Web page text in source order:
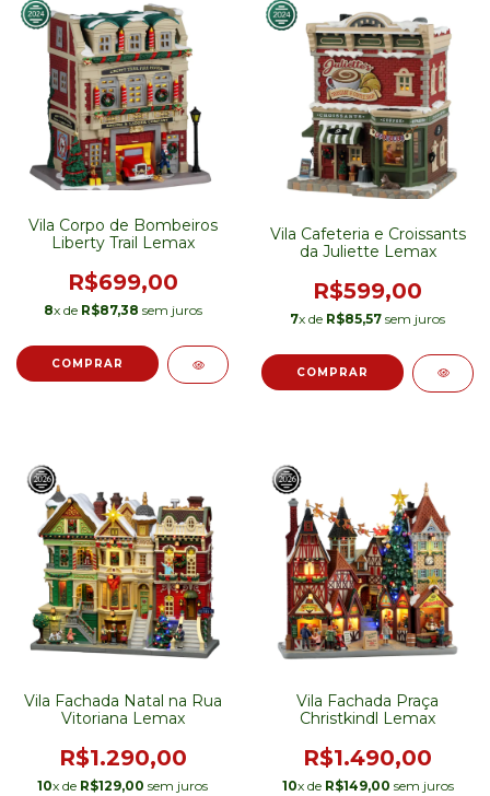
Vila Corpo de Bombeiros
Liberty Trail Lemax
R$699,00
8x de R$87,38 sem juros
Vila Cafeteria e Croissants
da Juliette Lemax
R$599,00
7x de R$85,57 sem juros
Vila Fachada Natal na Rua
Vitoriana Lemax
R$1.290,00
10x de R$129,00 sem juros
Vila Fachada Praça
Christkindl Lemax
R$1.490,00
10x de R$149,00 sem juros